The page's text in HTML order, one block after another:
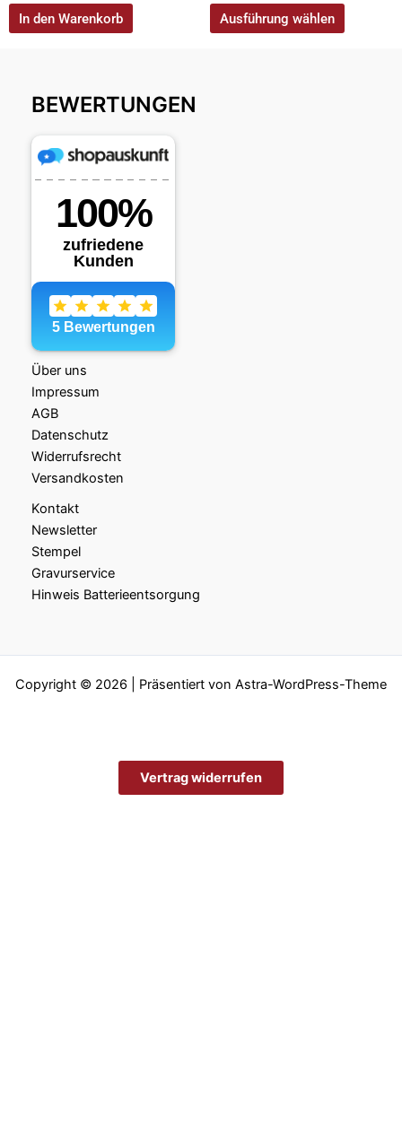
In den Warenkorb Ausführung wählen
BEWERTUNGEN
Über uns
Impressum
AGB
Datenschutz
Widerrufsrecht
Versandkosten
Kontakt
Newsletter
Stempel
Gravurservice
Hinweis Batterieentsorgung
Copyright © 2026 | Präsentiert von Astra-WordPress-Theme
Vertrag widerrufen